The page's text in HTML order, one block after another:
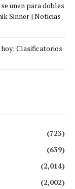
unen para dobles
Sinner | Noticias
Clasificatorios
(723)
(639)
(2,014)
(2,002)